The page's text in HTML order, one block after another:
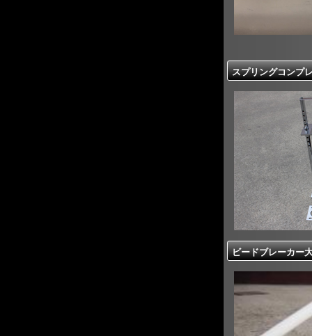
スプリングコンプ
ビードブレーカー